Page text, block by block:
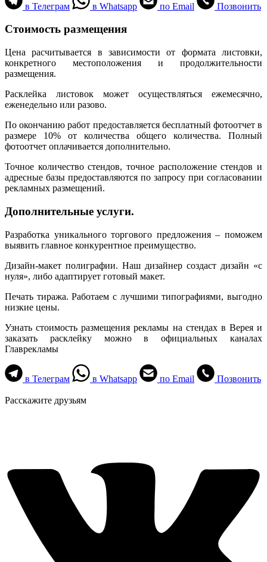
в Телеграм в Whatsapp по Email Позвонить
Стоимость размещения
Цена расчитывается в зависимости от формата листовки,
конкретного местоположения и продолжительности
размещения.
Расклейка листовок может осуществляться ежемесячно,
еженедельно или разово.
По окончанию работ предоставляется бесплатный фотоотчет в
размере 10% от количества общего количества. Полный
фотоотчет оплачивается дополнительно.
Точное количество стендов, точное расположение стендов и
адресные базы предоставляются по запросу при согласовании
рекламных размещений.
Дополнительные услуги.
Разработка уникального торгового предложения – поможем
выявить главное конкурентное преимущество.
Дизайн-макет полиграфии. Наш дизайнер создаст дизайн «с
нуля», либо адаптирует готовый макет.
Печать тиража. Работаем с лучшими типографиями, выгодно
низкие цены.
Узнать стоимость размещения рекламы на стендах в Верея и
заказать расклейку можно в официальных каналах
Главрекламы
в Телеграм в Whatsapp по Email Позвонить
Расскажите друзьям